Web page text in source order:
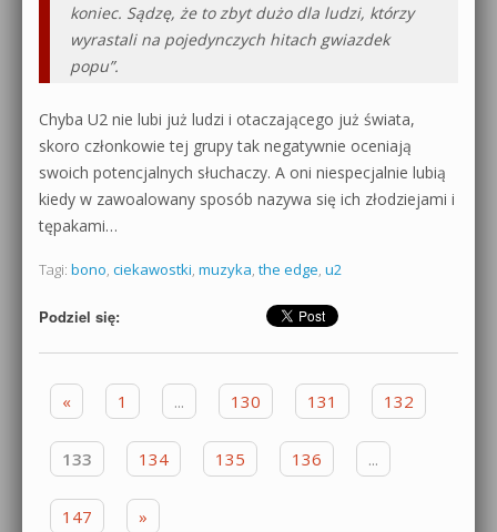
koniec. Sądzę, że to zbyt dużo dla ludzi, którzy
wyrastali na pojedynczych hitach gwiazdek
popu”.
Chyba U2 nie lubi już ludzi i otaczającego już świata,
skoro członkowie tej grupy tak negatywnie oceniają
swoich potencjalnych słuchaczy. A oni niespecjalnie lubią
kiedy w zawoalowany sposób nazywa się ich złodziejami i
tępakami…
Tagi: bono, ciekawostki, muzyka, the edge, u2
Podziel się:
Zobacz wpisy
« 1 ... 130 131 132
133 134 135 136 ...
147 »